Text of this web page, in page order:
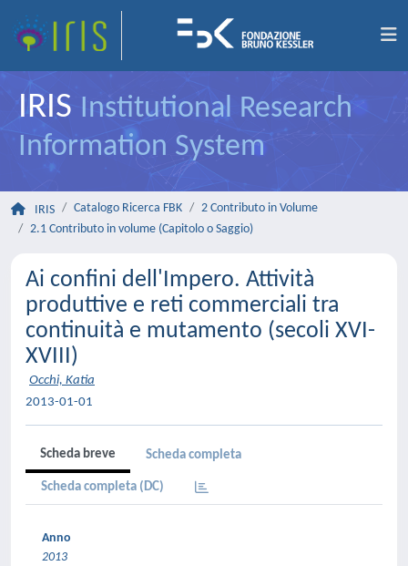
IRIS Institutional Research
Information System
IRIS Catalogo Ricerca FBK
2 Contributo in Volume
2.1 Contributo in volume (Capitolo o Saggio)
Ai confini dell'Impero. Attività
produttive e reti commerciali tra
continuità e mutamento (secoli XVI-
XVIII)
Occhi, Katia
2013-01-01
Scheda breve Scheda completa
Scheda completa (DC)
Anno
2013